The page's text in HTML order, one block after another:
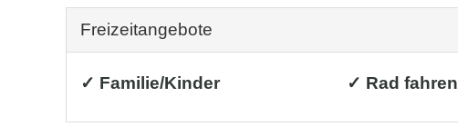
Freizeitangebote
✓ Familie/Kinder ✓ Rad fahren